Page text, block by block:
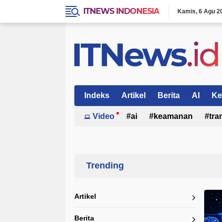
ITNEWS INDONESIA Kamis 6 Agu
Indeks Artikel Berita AI
Video ai keamanan
Artikel
Berita